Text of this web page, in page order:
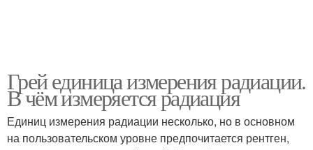
Грей единица измерения радиации.
В чём измеряется радиация
Единиц измерения радиации несколько, но в основном
на пользовательском уровне предпочитается рентген,